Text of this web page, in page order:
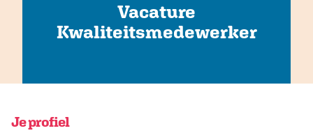
CompetenSYS appVacature
Kwaliteitsmedewerker
Je profiel